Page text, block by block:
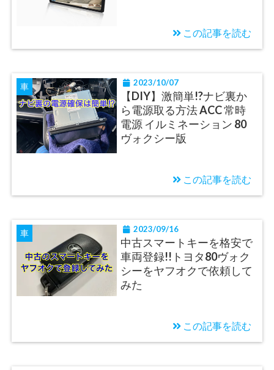
この記事を読む
車 2023/10/07
【DIY】激簡単!?ナビ裏か
ら電源取る方法 ACC 常時
電源 イルミネーション 80
ヴォクシー版
この記事を読む
車 2023/09/16
中古スマートキーを格安で
車両登録!!トヨタ80ヴォク
シーをヤフオクで依頼して
みた
この記事を読む